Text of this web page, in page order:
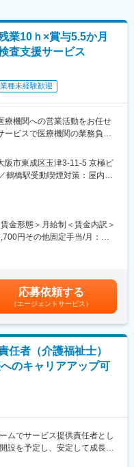
業10ｈ×賞与5.5か月
査支援サービス
業種未経験歓迎
療機関への営業活動をお任せ
ービスで医療機関の業務負担
環境】
るホルター心電図（24時間心
検査業務や医療機器・医療消
社にて医療機関へのルート
整理＋異常チェック＋レポ
取引先からの紹介企業へのフ
医）が中心です。
、夕方頃に支社へ戻り事務
やニーズをヒアリングし、
きます。
すが、出張頻度は少ないです
阪市東成区玉津3-11-5 京極ビ
鶴橋駅受動喫煙対策：屋内全
金形態＞月給制＜賃金内訳＞
円その他固定手当/月：
能性があります。月給(月額)は
応募依頼する
（エージェントサービス）
任者（介護福祉士）
のキャリアアップ可
ムでサービス提供責任者とし
設を予定し、安定して成長中